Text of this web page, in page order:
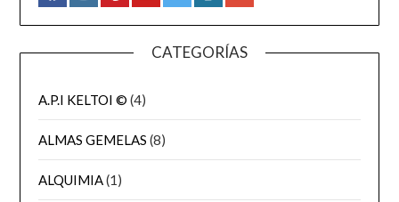
CATEGORÍAS
A.P.I KELTOI © (4)
ALMAS GEMELAS (8)
ALQUIMIA(1)